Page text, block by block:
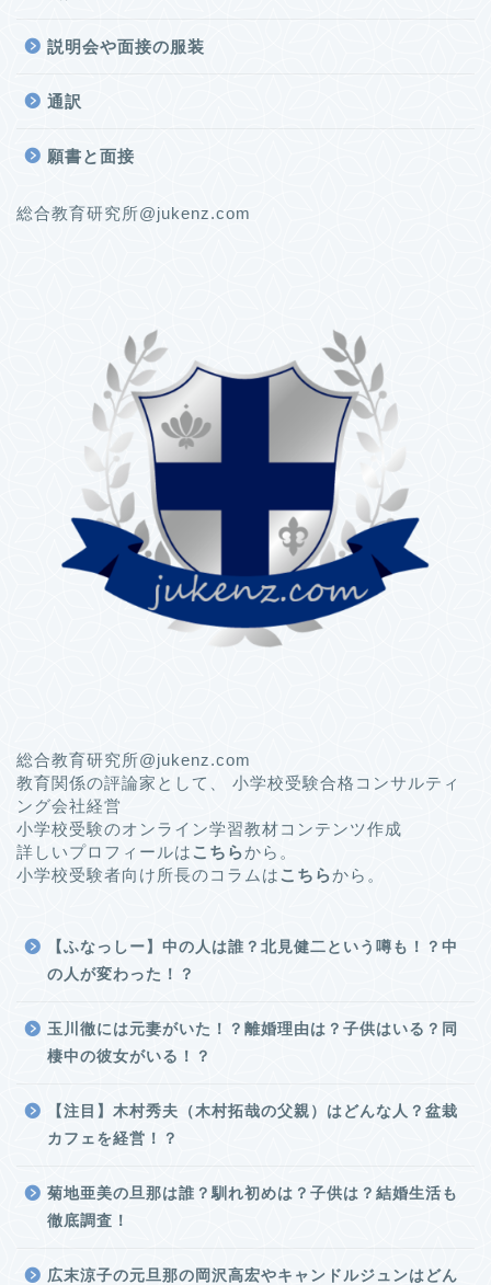
説明会や面接の服装
通訳
願書と面接
総合教育研究所@jukenz.com
総合教育研究所@jukenz.com
教育関係の評論家として、 小学校受験合格コンサルティ
ング会社経営
小学校受験のオンライン学習教材コンテンツ作成
詳しいプロフィールはこちらから。
小学校受験者向け所長のコラムはこちらから。
【ふなっしー】中の人は誰？北見健二という噂も！？中
の人が変わった！？
玉川徹には元妻がいた！？離婚理由は？子供はいる？同
棲中の彼女がいる！？
【注目】木村秀夫（木村拓哉の父親）はどんな人？盆栽
カフェを経営！？
菊地亜美の旦那は誰？馴れ初めは？子供は？結婚生活も
徹底調査！
広末涼子の元旦那の岡沢高宏やキャンドルジュンはどん